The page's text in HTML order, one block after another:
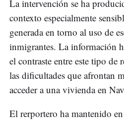
La intervención se ha
contexto especialmente
generada en torno al uso de
inmigrantes. La información
el contraste entre este tipo de
las dificultades que afrontan
acceder a una vivienda en
El rerportero ha mantenido